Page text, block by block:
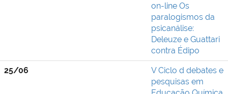
on-line Os
paralogismos da
psicanálise:
Deleuze e Guattari
contra Édipo
25/06
V Ciclo d debates e
pesquisas em